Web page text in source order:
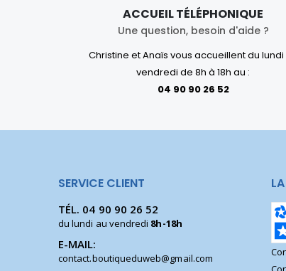
ACCUEIL TÉLÉPHONIQUE
Une question, besoin d'aide ?
Christine et Anaïs vous accueillent du lundi
vendredi de 8h à 18h au :
04 90 90 26 52
SERVICE CLIENT
TÉL. 04 90 90 26 52
du lundi au vendredi 8h-18h
E-MAIL:
contact.boutiqueduweb@gmail.com